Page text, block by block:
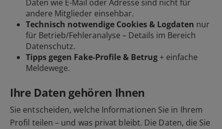
Daten wie E-Mail oder Adresse sind nicht für
andere Mitglieder einsehbar.
Technisch notwendige Cookies & Logdaten nur
für Betrieb/Fehleranalyse – Details im Bereich
Datenschutz.
Tipps gegen Fake-Profile & Betrug + einfache
Meldewege.
Ihre Daten gehören Ihnen
Sie entscheiden, welche Informationen Sie in Ihrem
Profil teilen – und was privat bleibt. Die Daten, die Sie